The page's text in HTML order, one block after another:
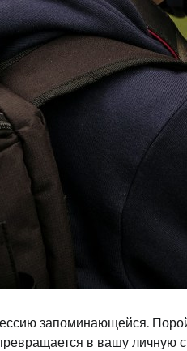
запоминающейся.
в вашу